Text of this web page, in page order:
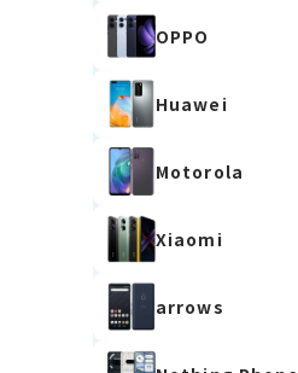
OPPO
Huawei
Motorola
Xiaomi
arrows